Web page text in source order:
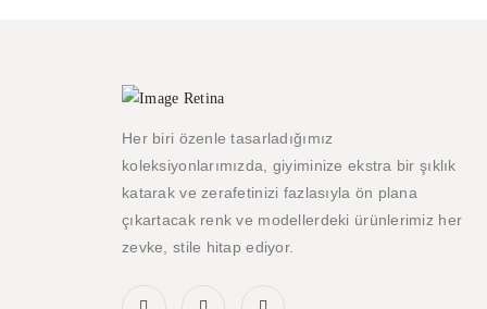
Her biri özenle tasarladığımız
koleksiyonlarımızda, giyiminize ekstra bir şıklık
katarak ve zerafetinizi fazlasıyla ön plana
çıkartacak renk ve modellerdeki ürünlerimiz her
zevke, stile hitap ediyor.